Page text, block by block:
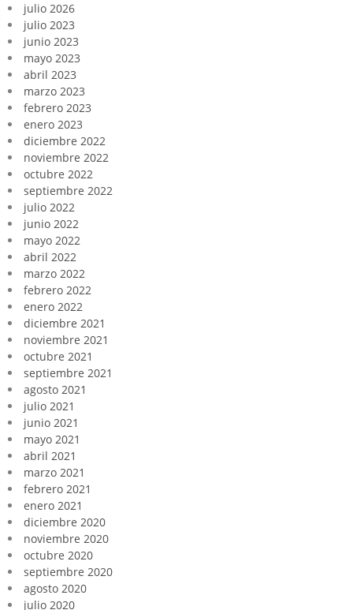
julio 2026
julio 2023
junio 2023
mayo 2023
abril 2023
marzo 2023
febrero 2023
enero 2023
diciembre 2022
noviembre 2022
octubre 2022
septiembre 2022
julio 2022
junio 2022
mayo 2022
abril 2022
marzo 2022
febrero 2022
enero 2022
diciembre 2021
noviembre 2021
octubre 2021
septiembre 2021
agosto 2021
julio 2021
junio 2021
mayo 2021
abril 2021
marzo 2021
febrero 2021
enero 2021
diciembre 2020
noviembre 2020
octubre 2020
septiembre 2020
agosto 2020
julio 2020